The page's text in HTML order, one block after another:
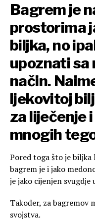
Bagrem je
prostorima
biljka, no
upoznati sa
način.
ljekovitoj
za liječenje
mnogih
Pored toga što je
bagrem je i jako
je jako cijenjen svugdje
Također, za bagremov
svojstva.